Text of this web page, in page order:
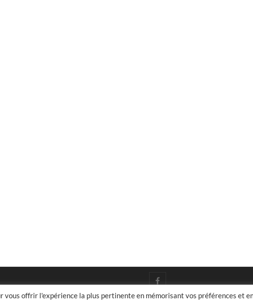
facebook
vous offrir l'expérience la plus pertinente en mémorisant vos préférences et